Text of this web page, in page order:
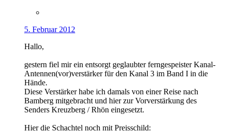
5. Februar 2012
Hallo,
gestern fiel mir ein entsorgt geglaubter ferngespeister Kanal-
Antennen(vor)verstärker für den Kanal 3 im Band I in die
Hände.
Diese Verstärker habe ich damals von einer Reise nach
Bamberg mitgebracht und hier zur Vorverstärkung des
Senders Kreuzberg / Rhön eingesetzt.
Hier die Schachtel noch mit Preisschild: